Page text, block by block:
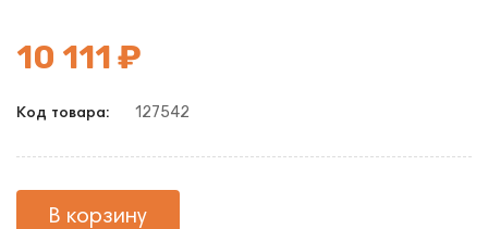
10 111 ₽
Код товара: 127542
В корзину